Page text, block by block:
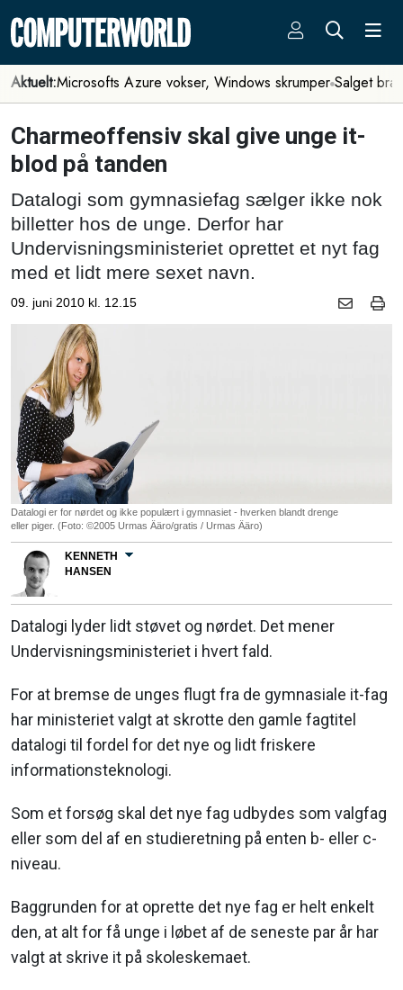
Aktuelt:Microsofts Azure vokser, Windows skrumper Salget
Charmeoffensiv skal give unge it-
blod på tanden
Datalogi som gymnasiefag sælger ikke nok
billetter hos de unge. Derfor har
Undervisningsministeriet oprettet et nyt fag
med et lidt mere sexet navn.
09. juni 2010 kl. 12.15
Datalogi er for nørdet og ikke populært i gymnasiet - hverken blandt drenge
eller piger. (Foto: ©2005 Urmas Ääro/gratis / Urmas Ääro)
KENNETH
HANSEN
Datalogi lyder lidt støvet og nørdet. Det mener
Undervisningsministeriet i hvert fald.
For at bremse de unges flugt fra de gymnasiale it-fag
har ministeriet valgt at skrotte den gamle fagtitel
datalogi til fordel for det nye og lidt friskere
informationsteknologi.
Som et forsøg skal det nye fag udbydes som valgfag
eller som del af en studieretning på enten b- eller c-
niveau.
Baggrunden for at oprette det nye fag er helt enkelt
den, at alt for få unge i løbet af de seneste par år har
valgt at skrive it på skoleskemaet.